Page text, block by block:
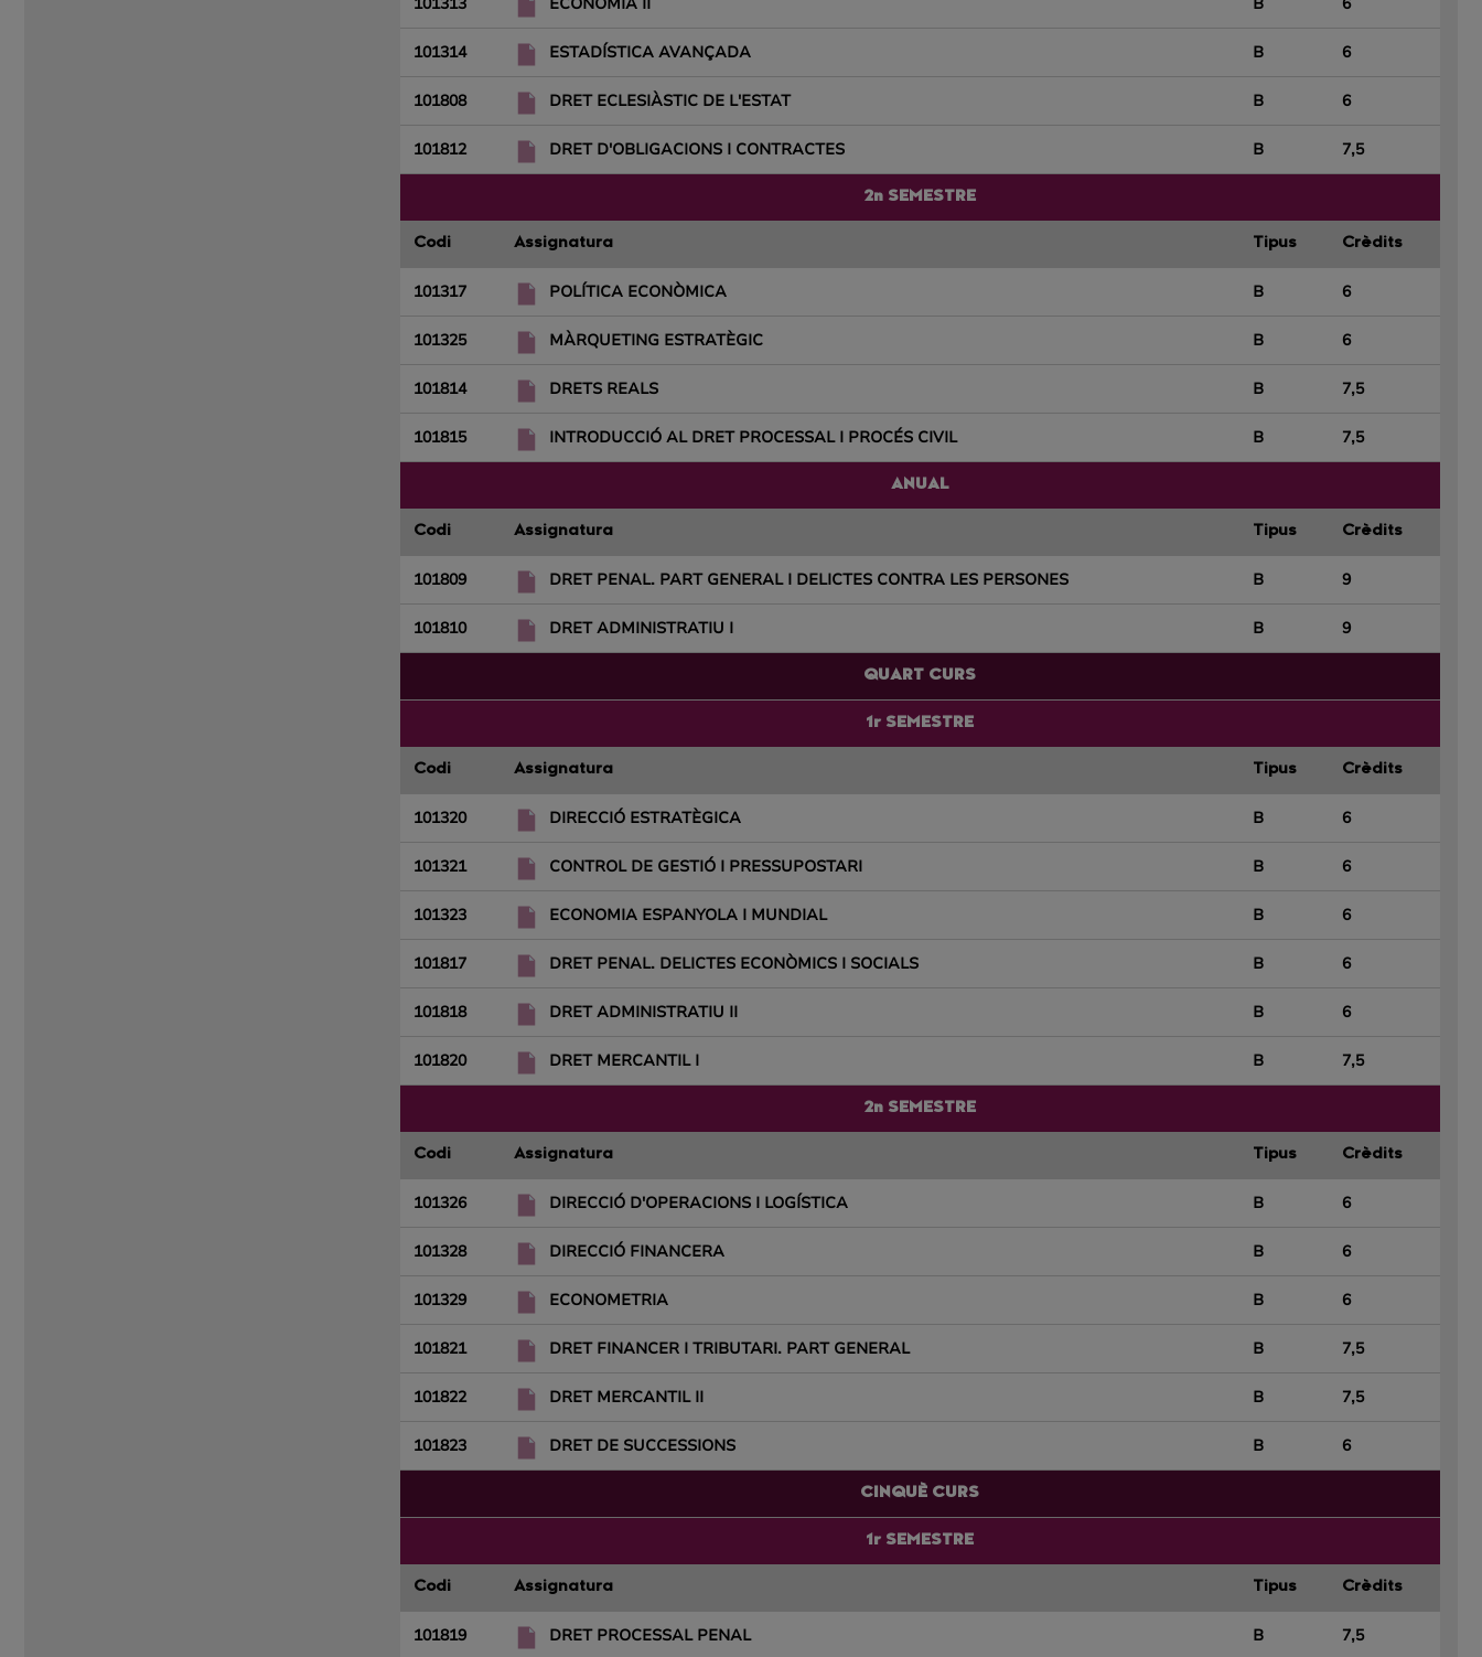
101314 ESTADÍSTICA AVANÇADA B 6
101808 DRET ECLESIÀSTIC DE L'ESTAT B 6
101812 DRET D'OBLIGACIONS I CONTRACTES B 7,5
2n SEMESTRE
Codi Assignatura Tipus Crèdits
101317 POLÍTICA ECONÒMICA B 6
101325 MÀRQUETING ESTRATÈGIC B 6
101814 DRETS REALS B 7,5
101815 INTRODUCCIÓ AL DRET PROCESSAL I PROCÉS CIVIL B 7,5
ANUAL
Codi Assignatura Tipus Crèdits
101809 DRET PENAL. PART GENERAL I DELICTES CONTRA LES PERSONES B 9
101810 DRET ADMINISTRATIU I B 9
QUART CURS
1r SEMESTRE
Codi Assignatura Tipus Crèdits
101320 DIRECCIÓ ESTRATÈGICA B 6
101321 CONTROL DE GESTIÓ I PRESSUPOSTARI B 6
101323 ECONOMIA ESPANYOLA I MUNDIAL B 6
101817 DRET PENAL. DELICTES ECONÒMICS I SOCIALS B 6
101818 DRET ADMINISTRATIU II B 6
101820 DRET MERCANTIL I B 7,5
2n SEMESTRE
Codi Assignatura Tipus Crèdits
101326 DIRECCIÓ D'OPERACIONS I LOGÍSTICA B 6
101328 DIRECCIÓ FINANCERA B 6
101329 ECONOMETRIA B 6
101821 DRET FINANCER I TRIBUTARI. PART GENERAL B 7,5
101822 DRET MERCANTIL II B 7,5
101823 DRET DE SUCCESSIONS B 6
CINQUÈ CURS
1r SEMESTRE
Codi Assignatura Tipus Crèdits
101819 DRET PROCESSAL PENAL B 7,5